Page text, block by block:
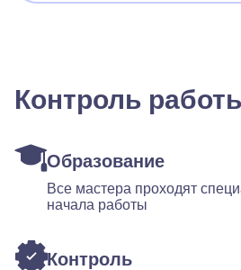
Контроль
Образование
Все мастера проходят
начала работы
Контроль